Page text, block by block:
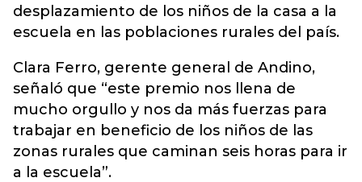
desplazamiento de los niños de la casa a la
escuela en las poblaciones rurales del país.
Clara Ferro, gerente general de Andino,
señaló que “este premio nos llena de
mucho orgullo y nos da más fuerzas para
trabajar en beneficio de los niños de las
zonas rurales que caminan seis horas para ir
a la escuela”.